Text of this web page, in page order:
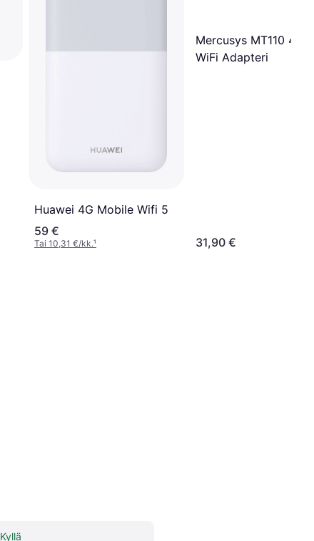
Huawei 4G Mobile Wifi 5
59 €
Tai 10,31 €/kk.¹
Mercusys MT110 4G
WiFi Adapteri
31,90 €
Kyllä